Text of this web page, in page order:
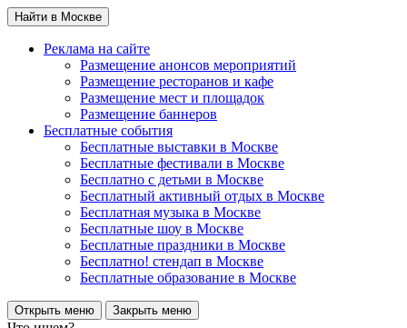
Найти в Москве
Реклама на сайте
Размещение анонсов мероприятий
Размещение ресторанов и кафе
Размещение мест и площадок
Размещение баннеров
Бесплатные события
Бесплатные выставки в Москве
Бесплатные фестивали в Москве
Бесплатно с детьми в Москве
Бесплатный активный отдых в Москве
Бесплатная музыка в Москве
Бесплатные шоу в Москве
Бесплатные праздники в Москве
Бесплатно! стендап в Москве
Бесплатные образование в Москве
Открыть меню Закрыть меню